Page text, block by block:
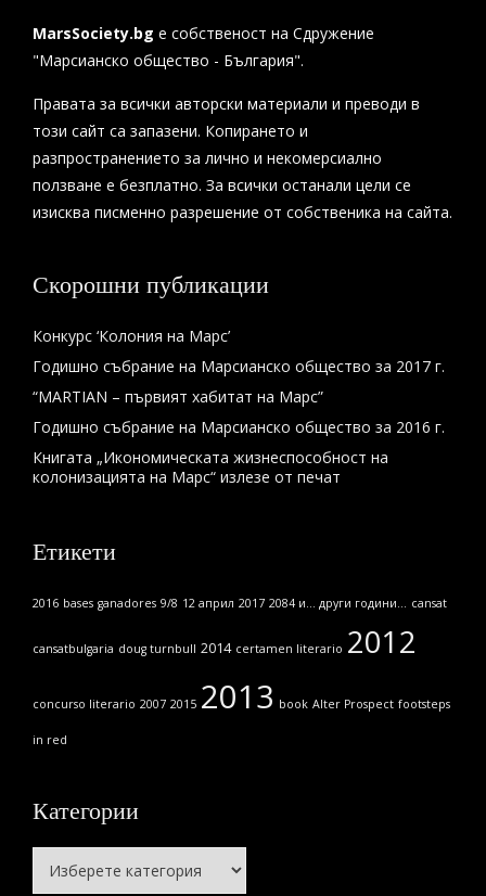
MarsSociety.bg е собственост на Сдружение
"Марсианско общество - България".
Правата за всички авторски материали и преводи в
този сайт са запазени. Копирането и
разпространението за лично и некомерсиално
ползване е безплатно. За всички останали цели се
изисква писменно разрешение от собственика на сайта.
Скорошни публикации
Конкурс ‘Колония на Марс’
Годишно събрание на Марсианско общество за 2017 г.
“MARTIAN – първият хабитат на Марс”
Годишно събрание на Марсианско общество за 2016 г.
Книгата „Икономическата жизнеспособност на
колонизацията на Марс“ излезе от печат
Етикети
2016 bases ganadores 9/8 12 април 2017 2084 и... други години... cansat
cansatbulgaria doug turnbull 2014 certamen literario 2012
concurso literario 2007 2015 2013 book Alter Prospect footsteps
in red
Категории
Категории